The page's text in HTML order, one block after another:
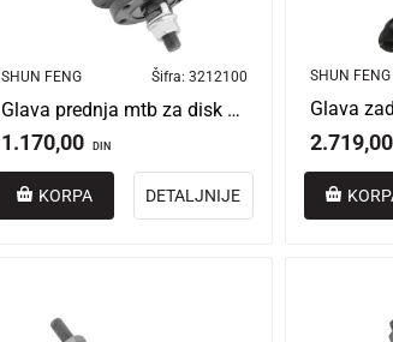
SHUN FENG Šifra:3212100
Glava prednja mtb za disk 24r alu crna shunfeng aerospoke
1.170,00 DIN
KORPA DETALJNIJE
SHUN FENG
2.719,00